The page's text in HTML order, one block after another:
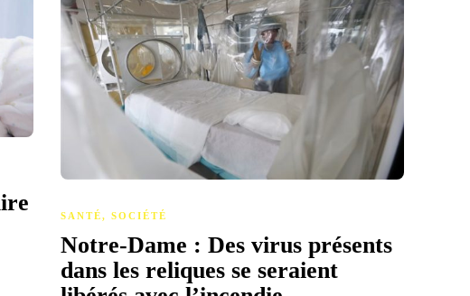
SANTÉ, SOCIÉTÉ
Notre-Dame : Des virus présents
dans les reliques se seraient